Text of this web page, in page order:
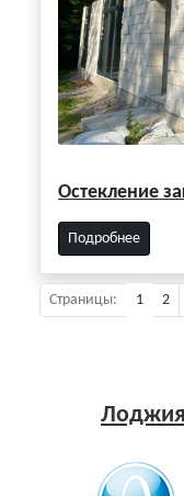
Остекление
Подробнее
Страницы: 1 2